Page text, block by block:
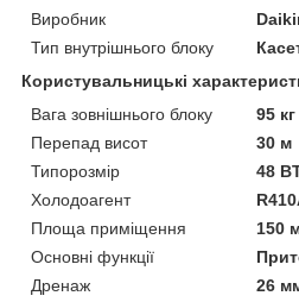
Виробник
Тип внутрішнього блоку
Користувальницькі
Вага зовнішнього блоку
95 кг
Перепад висот
30 м
Типорозмір
48
Холодоагент
Площа приміщення
150
Основні функції
Дренаж
26